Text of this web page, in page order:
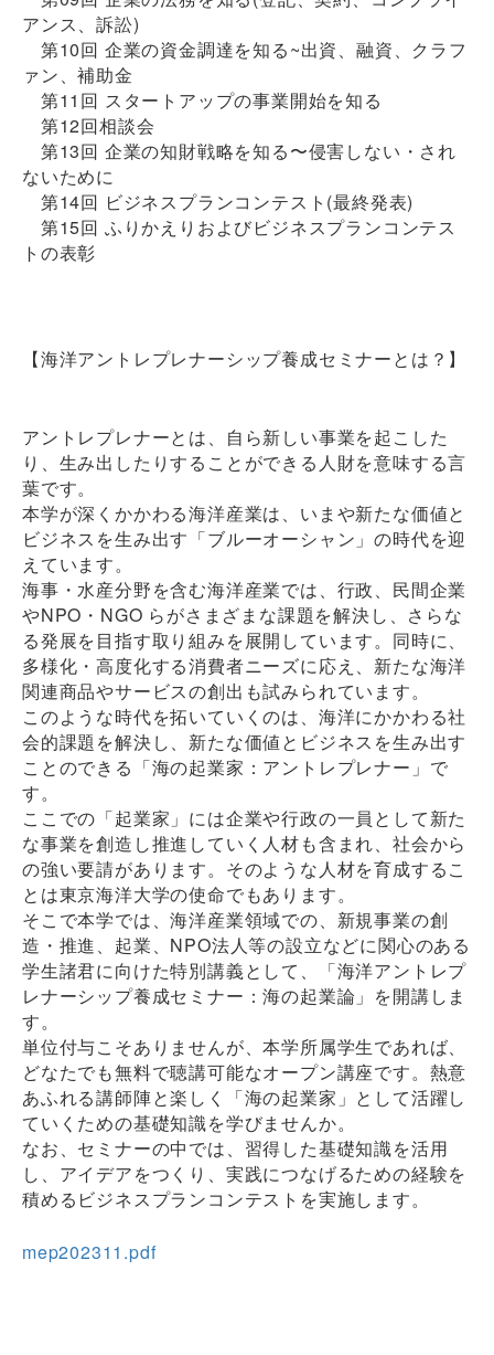
アンス、訴訟)
第10回 企業の資⾦調達を知る~出資、融資、クラフ
ァン、補助⾦
第11回 スタートアップの事業開始を知る
第12回相談会
第13回 企業の知財戦略を知る〜侵害しない・され
ないために
第14回 ビジネスプランコンテスト(最終発表)
第15回 ふりかえりおよびビジネスプランコンテス
トの表彰
【海洋アントレプレナーシップ養成セミナーとは？】
アントレプレナーとは、自ら新しい事業を起こした
り、生み出したりすることができる人財を意味する言
葉です。
本学が深くかかわる海洋産業は、いまや新たな価値と
ビジネスを生み出す「ブルーオーシャン」の時代を迎
えています。
海事・水産分野を含む海洋産業では、行政、民間企業
やNPO・NGO らがさまざまな課題を解決し、さらな
る発展を目指す取り組みを展開しています。同時に、
多様化・高度化する消費者ニーズに応え、新たな海洋
関連商品やサービスの創出も試みられています。
このような時代を拓いていくのは、海洋にかかわる社
会的課題を解決し、新たな価値とビジネスを生み出す
ことのできる「海の起業家：アントレプレナー」で
す。
ここでの「起業家」には企業や行政の一員として新た
な事業を創造し推進していく人材も含まれ、社会から
の強い要請があります。そのような人材を育成するこ
とは東京海洋大学の使命でもあります。
そこで本学では、海洋産業領域での、新規事業の創
造・推進、起業、NPO法人等の設立などに関心のある
学生諸君に向けた特別講義として、「海洋アントレプ
レナーシップ養成セミナー：海の起業論」を開講しま
す。
単位付与こそありませんが、本学所属学生であれば、
どなたでも無料で聴講可能なオープン講座です。熱意
あふれる講師陣と楽しく「海の起業家」として活躍し
ていくための基礎知識を学びませんか。
なお、セミナーの中では、習得した基礎知識を活用
し、アイデアをつくり、実践につなげるための経験を
積めるビジネスプランコンテストを実施します。
mep202311.pdf